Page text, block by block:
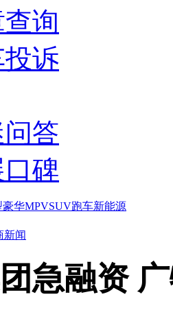
询
诉
问答
口碑
豪华MPVSUV跑车新能源
新闻
急融资